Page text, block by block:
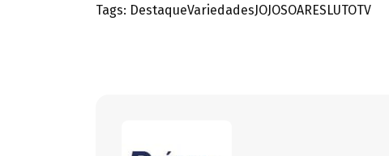
Tags: DestaqueVariedadesJOJOSOARESLUTOTV